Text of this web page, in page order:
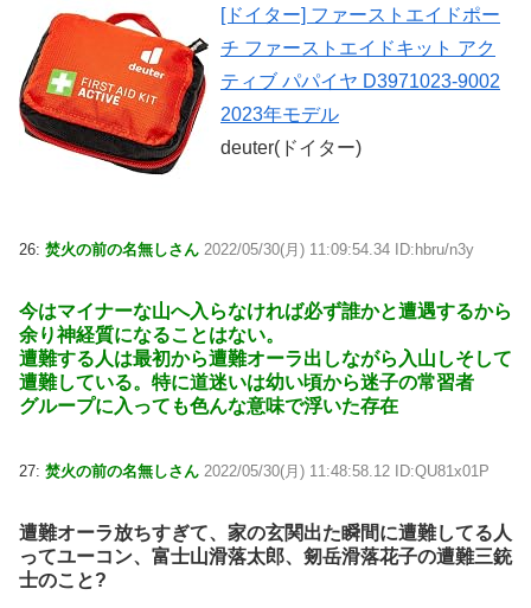
[ドイター] ファーストエイドポー
チ ファーストエイドキット アク
ティブ パパイヤ D3971023-9002
2023年モデル
deuter(ドイター)
26: 焚火の前の名無しさん 2022/05/30(月) 11:09:54.34 ID:hbru/n3y
今はマイナーな山へ入らなければ必ず誰かと遭遇するから
余り神経質になることはない。
遭難する人は最初から遭難オーラ出しながら入山しそして
遭難している。特に道迷いは幼い頃から迷子の常習者
グループに入っても色んな意味で浮いた存在
27: 焚火の前の名無しさん 2022/05/30(月) 11:48:58.12 ID:QU81x01P
遭難オーラ放ちすぎて、家の玄関出た瞬間に遭難してる人
ってユーコン、富士山滑落太郎、剱岳滑落花子の遭難三銃
士のこと?